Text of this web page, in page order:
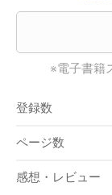
※電子書籍
登録数
ページ数
感想・レビュー